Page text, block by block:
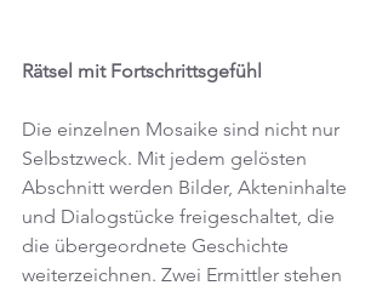
Rätsel mit Fortschrittsgefühl
Die einzelnen Mosaike sind nicht nur
Selbstzweck. Mit jedem gelösten
Abschnitt werden Bilder, Akteninhalte
und Dialogstücke freigeschaltet, die
die übergeordnete Geschichte
weiterzeichnen. Zwei Ermittler stehen